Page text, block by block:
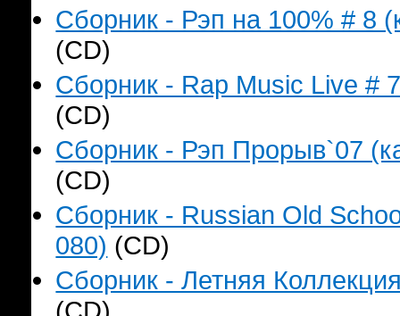
Сборник - Рэп на 100% # 8
(CD)
Сборник - Rap Music Live #
(CD)
Сборник - Рэп Прорыв`07
(CD)
Сборник - Russian Old
080) (CD)
Сборник - Летняя